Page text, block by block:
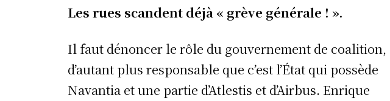
Les rues scandent déjà « grève générale ! ».
Il faut dénoncer le rôle du gouvernement de coalition,
d’autant plus responsable que c’est l’État qui possède
Navantia et une partie d’Atlestis et d’Airbus. Enrique